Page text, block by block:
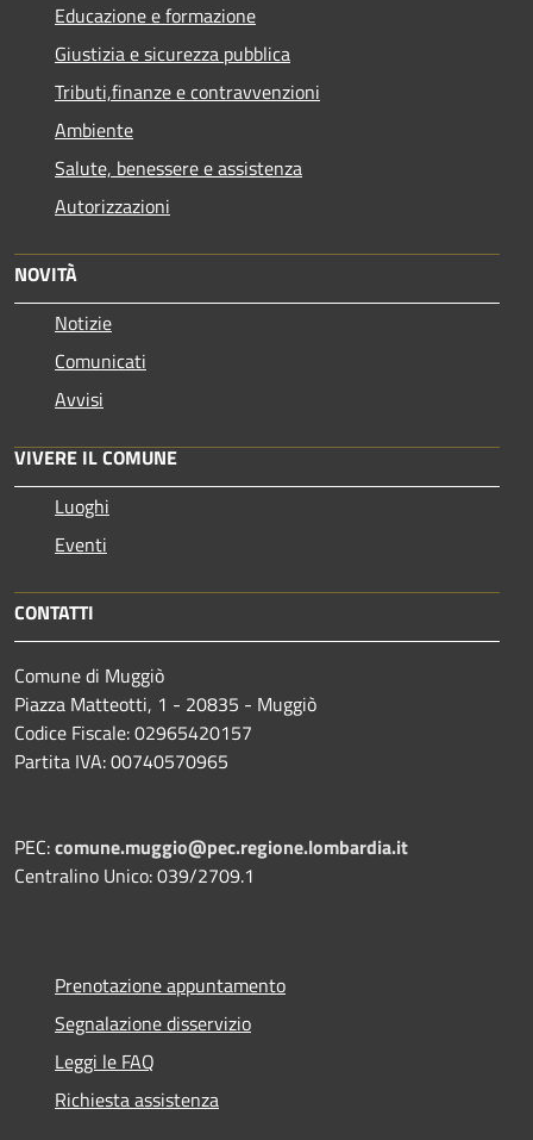
Educazione e formazione
Giustizia e sicurezza pubblica
Tributi,finanze e contravvenzioni
Ambiente
Salute, benessere e assistenza
Autorizzazioni
NOVITÀ
Notizie
Comunicati
Avvisi
VIVERE IL COMUNE
Luoghi
Eventi
CONTATTI
Comune di Muggiò
Piazza Matteotti, 1 - 20835 - Muggiò
Codice Fiscale: 02965420157
Partita IVA: 00740570965
PEC:comune.muggio@pec.regione.lombardia.it
Centralino Unico: 039/2709.1
Prenotazione appuntamento
Segnalazione disservizio
Leggi le FAQ
Richiesta assistenza